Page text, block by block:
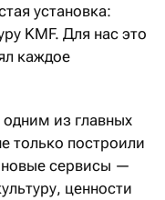
установка:
KMF. Для нас это
каждое
из главных
только построили
новые сервисы —
ценности